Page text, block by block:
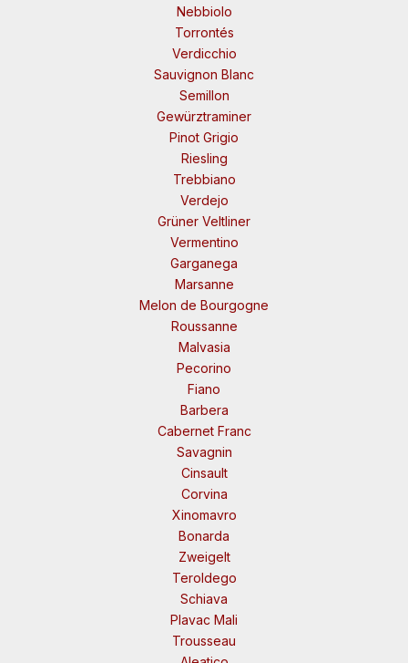
Nebbiolo
Torrontés
Verdicchio
Sauvignon Blanc
Semillon
Gewürztraminer
Pinot Grigio
Riesling
Trebbiano
Verdejo
Grüner Veltliner
Vermentino
Garganega
Marsanne
Melon de Bourgogne
Roussanne
Malvasia
Pecorino
Fiano
Barbera
Cabernet Franc
Savagnin
Cinsault
Corvina
Xinomavro
Bonarda
Zweigelt
Teroldego
Schiava
Plavac Mali
Trousseau